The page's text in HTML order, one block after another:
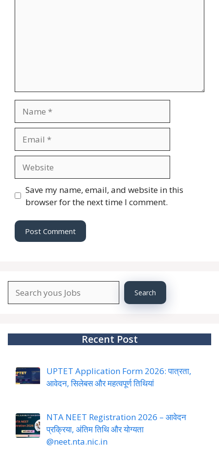
Save my name, email, and website in this
browser for the next time I comment.
About
Search
Recent Post
UPTET Application Form 2026: पात्रता,
आवेदन, सिलेबस और महत्वपूर्ण तिथियां
NTA NEET Registration 2026 – आवेदन
प्रक्रिया, अंतिम तिथि और योग्यता
@neet.nta.nic.in